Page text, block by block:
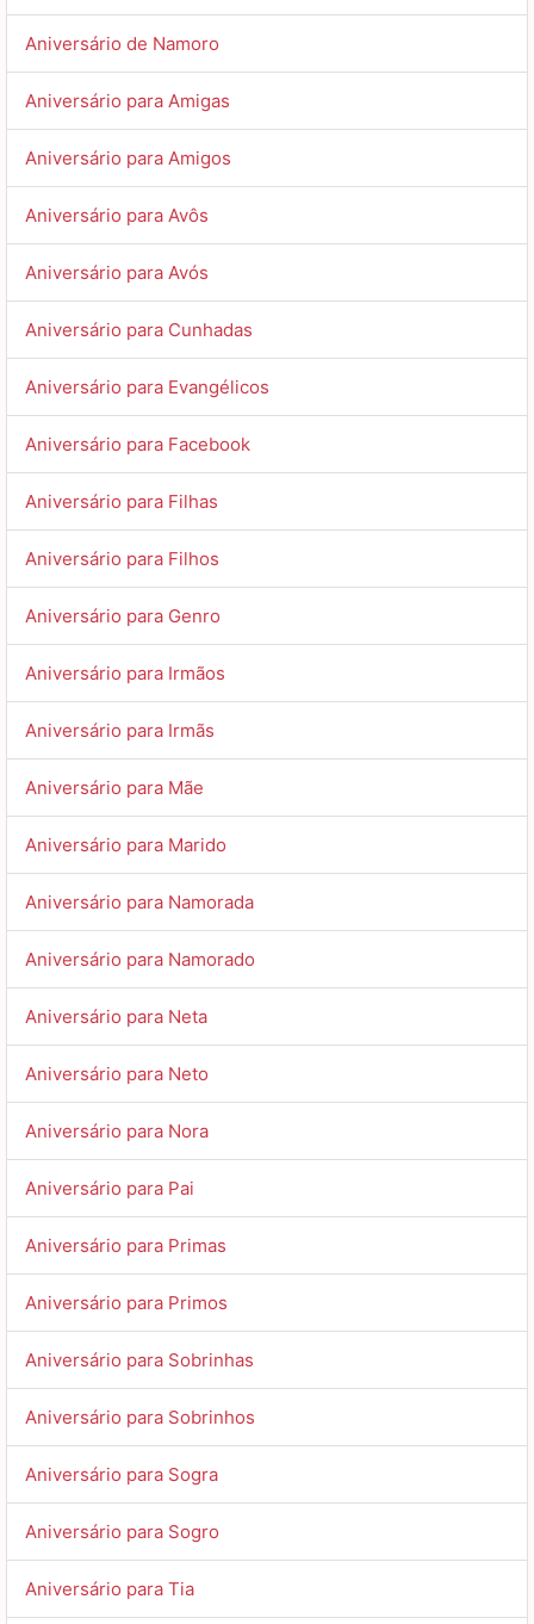
Aniversário de Namoro
Aniversário para Amigas
Aniversário para Amigos
Aniversário para Avôs
Aniversário para Avós
Aniversário para Cunhadas
Aniversário para Evangélicos
Aniversário para Facebook
Aniversário para Filhas
Aniversário para Filhos
Aniversário para Genro
Aniversário para Irmãos
Aniversário para Irmãs
Aniversário para Mãe
Aniversário para Marido
Aniversário para Namorada
Aniversário para Namorado
Aniversário para Neta
Aniversário para Neto
Aniversário para Nora
Aniversário para Pai
Aniversário para Primas
Aniversário para Primos
Aniversário para Sobrinhas
Aniversário para Sobrinhos
Aniversário para Sogra
Aniversário para Sogro
Aniversário para Tia